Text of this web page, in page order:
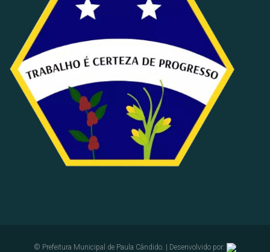
© Prefeitura Municipal de Paula Cândido. | Desenvolvido por: